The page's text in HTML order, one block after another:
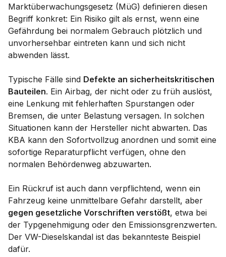
Marktüberwachungsgesetz (MüG) definieren diesen
Begriff konkret: Ein Risiko gilt als ernst, wenn eine
Gefährdung bei normalem Gebrauch plötzlich und
unvorhersehbar eintreten kann und sich nicht
abwenden lässt.
Typische Fälle sind Defekte an sicherheitskritischen
Bauteilen. Ein Airbag, der nicht oder zu früh auslöst,
eine Lenkung mit fehlerhaften Spurstangen oder
Bremsen, die unter Belastung versagen. In solchen
Situationen kann der Hersteller nicht abwarten. Das
KBA kann den Sofortvollzug anordnen und somit eine
sofortige Reparaturpflicht verfügen, ohne den
normalen Behördenweg abzuwarten.
Ein Rückruf ist auch dann verpflichtend, wenn ein
Fahrzeug keine unmittelbare Gefahr darstellt, aber
gegen gesetzliche Vorschriften verstößt, etwa bei
der Typgenehmigung oder den Emissionsgrenzwerten.
Der VW-Dieselskandal ist das bekannteste Beispiel
dafür.